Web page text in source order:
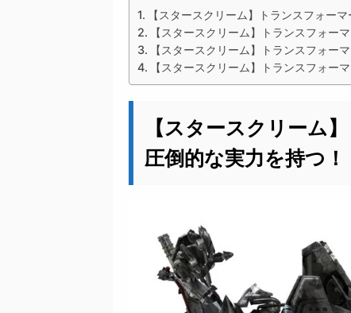
【スタースクリーム】トランスフォー
【スタースクリーム】トランスフォー
【スタースクリーム】トランスフォー
【スタースクリーム】トランスフォ
【スタースクリーム
圧倒的な実力を持つ！